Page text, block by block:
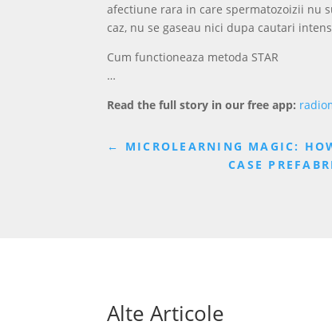
afectiune rara in care spermatozoizii nu
caz, nu se gaseau nici dupa cautari
Cum functioneaza metoda STAR
…
Read the full story in our free app:
← MICROLEARNING MAGIC:
CASE
Alte Articole